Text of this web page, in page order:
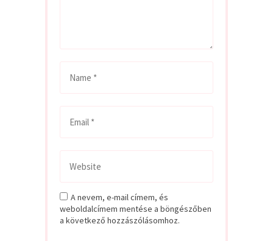
A nevem, e-mail címem, és
weboldalcímem mentése a böngészőben
a következő hozzászólásomhoz.